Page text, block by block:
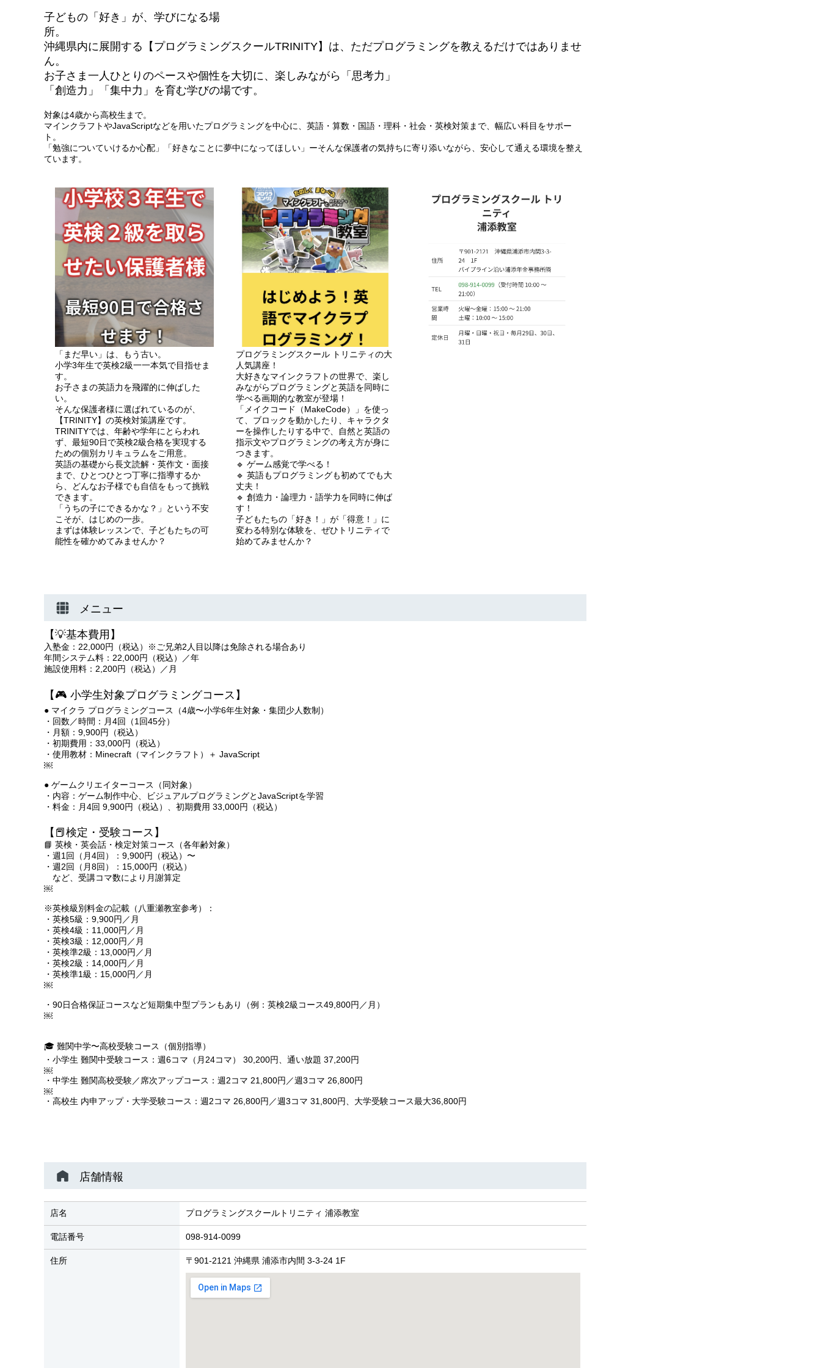
子どもの「好き」が、学びになる場
所。
沖縄県内に展開する【プログラミングスクールTRINITY】は、ただプログラミングを教えるだけではありませ
ん。
お子さま一人ひとりのペースや個性を大切に、楽しみながら「思考力」
「創造力」「集中力」を育む学びの場です。
対象は4歳から高校生まで。
マインクラフトやJavaScriptなどを用いたプログラミングを中心に、英語・算数・国語・理科・社会・英検対策まで、幅広い科目をサポー
ト。
「勉強についていけるか心配」「好きなことに夢中になってほしい」ーそんな保護者の気持ちに寄り添いながら、安心して通える環境を整え
ています。
「まだ早い」は、もう古い。
小学3年生で英検2級一一本気で目指せま
す。
お子さまの英語力を飛躍的に伸ばした
い。
そんな保護者様に選ばれているのが、
【TRINITY】の英検対策講座です。
TRINITYでは、年齢や学年にとらわれ
ず、最短90日で英検2級合格を実現する
ための個別カリキュラムをご用意。
英語の基礎から長文読解・英作文・面接
まで、ひとつひとつ丁寧に指導するか
ら、どんなお子様でも自信をもって挑戦
できます。
「うちの子にできるかな？」という不安
こそが、はじめの一歩。
まずは体験レッスンで、子どもたちの可
能性を確かめてみませんか？
プログラミングスクール トリニティの大
人気講座！
大好きなマインクラフトの世界で、楽し
みながらプログラミングと英語を同時に
学べる画期的な教室が登場！
「メイクコード（MakeCode）」を使っ
て、ブロックを動かしたり、キャラクタ
ーを操作したりする中で、自然と英語の
指示文やプログラミングの考え方が身に
つきます。
🔹 ゲーム感覚で学べる！
🔹 英語もプログラミングも初めてでも大
丈夫！
🔹 創造力・論理力・語学力を同時に伸ば
す！
子どもたちの「好き！」が「得意！」に
変わる特別な体験を、ぜひトリニティで
始めてみませんか？
メニュー
【💡基本費用】
入塾金：22,000円（税込）※ご兄弟2人目以降は免除される場合あり
年間システム料：22,000円（税込）／年
施設使用料：2,200円（税込）／月
【🎮 小学生対象プログラミングコース】
● マイクラ プログラミングコース（4歳〜小学6年生対象・集団少人数制）
・回数／時間：月4回（1回45分）
・月額：9,900円（税込）
・初期費用：33,000円（税込）
・使用教材：Minecraft（マインクラフト）＋ JavaScript
￼
● ゲームクリエイターコース（同対象）
・内容：ゲーム制作中心、ビジュアルプログラミングとJavaScriptを学習
・料金：月4回 9,900円（税込）、初期費用 33,000円（税込）
【📕検定・受験コース】
📘 英検・英会話・検定対策コース（各年齢対象）
・週1回（月4回）：9,900円（税込）〜
・週2回（月8回）：15,000円（税込）
など、受講コマ数により月謝算定
￼
※英検級別料金の記載（八重瀬教室参考）：
・英検5級：9,900円／月
・英検4級：11,000円／月
・英検3級：12,000円／月
・英検準2級：13,000円／月
・英検2級：14,000円／月
・英検準1級：15,000円／月
￼
・90日合格保証コースなど短期集中型プランもあり（例：英検2級コース49,800円／月）
￼
🎓 難関中学〜高校受験コース（個別指導）
・小学生 難関中受験コース：週6コマ（月24コマ） 30,200円、通い放題 37,200円
￼
・中学生 難関高校受験／席次アップコース：週2コマ 21,800円／週3コマ 26,800円
￼
・高校生 内申アップ・大学受験コース：週2コマ 26,800円／週3コマ 31,800円、大学受験コース最大36,800円
店舗情報
店名 プログラミングスクールトリニティ 浦添教室
電話番号 098-914-0099
住所 〒901-2121 沖縄県 浦添市内間 3-3-24 1F